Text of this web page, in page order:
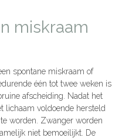
miskraam
spontane miskraam of
één tot twee weken is
afscheiding. Nadat het
lichaam voldoende hersteld
worden. Zwanger worden
niet bemoeilijkt. De